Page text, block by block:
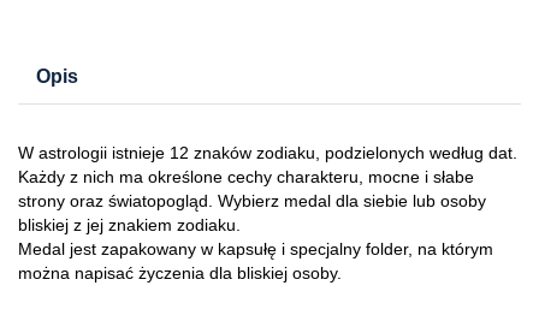
Opis
W astrologii istnieje 12 znaków zodiaku, podzielonych według dat.
Każdy z nich ma określone cechy charakteru, mocne i słabe
strony oraz światopogląd. Wybierz medal dla siebie lub osoby
bliskiej z jej znakiem zodiaku.
Medal jest zapakowany w kapsułę i specjalny folder, na którym
można napisać życzenia dla bliskiej osoby.